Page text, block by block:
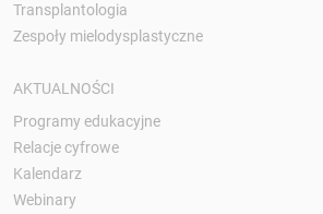
Transplantologia
Zespoły mielodysplastyczne
AKTUALNOŚCI
Programy edukacyjne
Relacje cyfrowe
Kalendarz
Webinary